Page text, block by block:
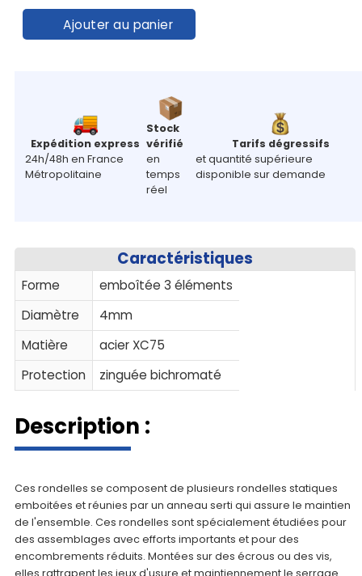
Ajouter au panier
Expédition express
24h/48h en France
Métropolitaine
Stock
vérifié
en
temps
réel
Tarifs dégressifs
et quantité supérieure
disponible sur demande
Caractéristiques
Forme
emboîtée 3 éléments
Diamètre
4mm
Matière
acier XC75
Protection
zinguée bichromaté
Description :
Ces rondelles se composent de plusieurs rondelles statiques
emboitées et réunies par un anneau serti qui assure le maintien
de l'ensemble. Ces rondelles sont spécialement étudiées pour
des assemblages avec efforts importants et pour des
encombrements réduits. Montées sur des écrous ou des vis,
elles rattrapent les jeux d'usure et maintiennement le serrage